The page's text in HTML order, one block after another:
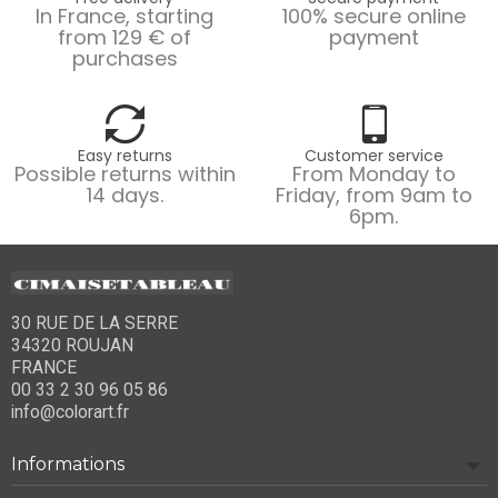
In France, starting
from 129 € of
purchases
100% secure online
payment
Easy returns
Possible returns within
14 days.
Customer service
From Monday to
Friday, from 9am to
6pm.
30 RUE DE LA SERRE
34320 ROUJAN
FRANCE
00 33 2 30 96 05 86
info@colorart.fr
Informations